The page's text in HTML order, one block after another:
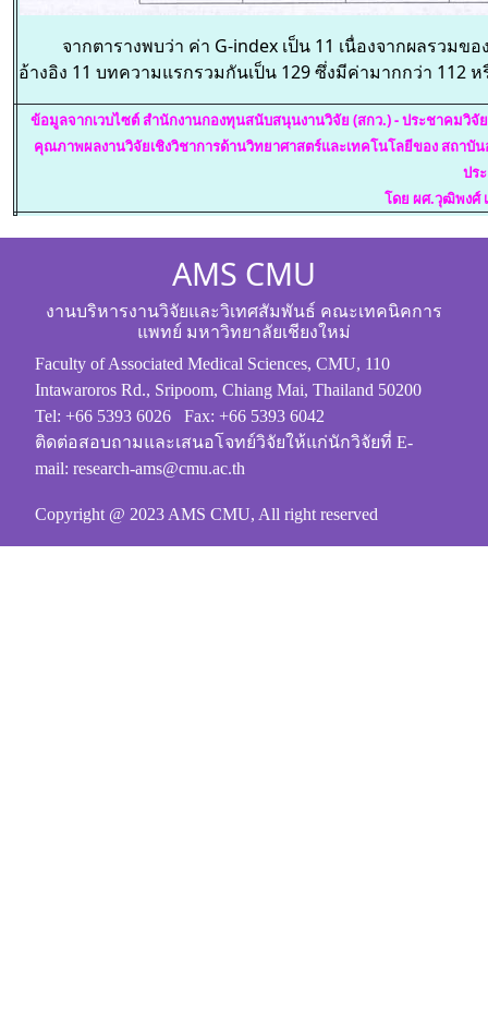
จากตารางพบว่า ค่า G-index เป็น 11 เนื่องจากผลรวมขอ
อ้างอิง 11 บทความแรกรวมกันเป็น 129 ซึ่งมีค่ามากกว่า 112 ห
ข้อมูลจากเวบไซต์ สำนักงานกองทุนสนับสนุนงานวิจัย (สกว.) - ประชาคมวิจั
คุณภาพผลงานวิจัยเชิงวิชาการด้านวิทยาศาสตร์และเทคโนโลยีของ สถาบั
ปร
โดย ผศ.วุฒิพงศ์
AMS CMU
งานบริหารงานวิจัยและวิเทศสัมพันธ์ คณะเทคนิคการ
แพทย์ มหาวิทยาลัยเชียงใหม่
Faculty of Associated Medical Sciences, CMU, 110
Intawaroros Rd., Sripoom, Chiang Mai, Thailand 50200
Tel: +66 5393 6026 Fax: +66 5393 6042
ติดต่อสอบถามและเสนอโจทย์วิจัยให้แก่นักวิจัยที่ E-
mail: research-ams@cmu.ac.th
Copyright @ 2023 AMS CMU, All right reserved